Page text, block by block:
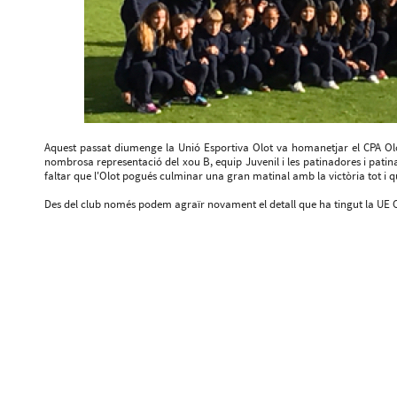
Aquest passat diumenge la Unió Esportiva Olot va homanetjar el
nombrosa representació del xou B, equip Juvenil i les patinadores i
faltar que l'Olot pogués culminar una gran matinal amb la victòria tot i
Des del club només podem agraïr novament el detall que ha tingut la UE